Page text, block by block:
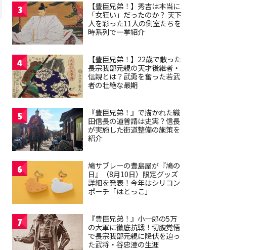
3
【豊臣兄弟！】秀吉は本当に
「女狂い」だったのか？ 天下
人を彩った11人の側室たちを
時系列で一挙紹介
4
【豊臣兄弟！】22歳で散った
長宗我部元親の天才後継者・
信親とは？武勇を奮った若武
者の壮絶な最期
5
『豊臣兄弟！』で描かれた織
田信長の道普請は史実？信長
が実施した街道整備の施策を
紹介
6
鳩サブレーの豊島屋が『鳩の
日』（8月10日）限定グッズ
詳細を発表！今年はシリコン
ポーチ「はとっこ」
7
『豊臣兄弟！』小一郎の5万
の大軍に徹底抗戦！切腹覚悟
で長宗我部元親に降伏を迫っ
た武将・谷忠澄の生涯